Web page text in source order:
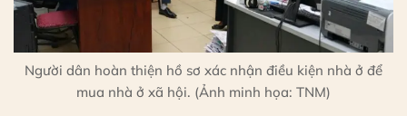
Người dân hoàn thiện hồ sơ xác nhận điều kiện nhà ở để
mua nhà ở xã hội. (Ảnh minh họa: TNM)